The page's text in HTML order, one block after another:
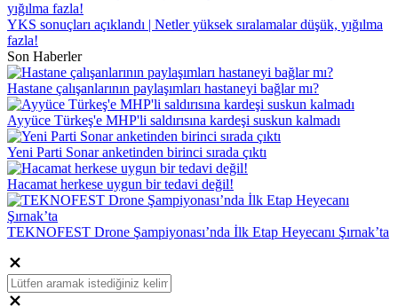
YKS sonuçları açıklandı | Netler yüksek sıralamalar düşük, yığılma
fazla!
Son Haberler
Hastane çalışanlarının paylaşımları hastaneyi bağlar mı?
Ayyüce Türkeş'e MHP'li saldırısına kardeşi suskun kalmadı
Yeni Parti Sonar anketinden birinci sırada çıktı
Hacamat herkese uygun bir tedavi değil!
TEKNOFEST Drone Şampiyonası’nda İlk Etap Heyecanı Şırnak’ta